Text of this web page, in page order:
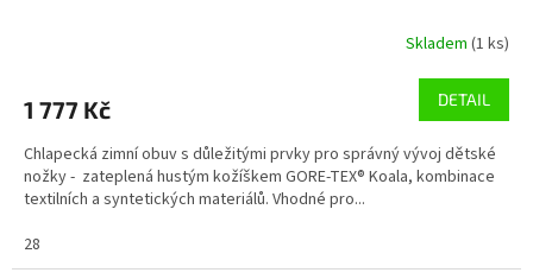
Skladem (1 ks)
1 777 Kč DETAIL
Chlapecká zimní obuv s důležitými prvky pro správný vývoj dětské
nožky - zateplená hustým kožíškem GORE-TEX® Koala, kombinace
textilních a syntetických materiálů. Vhodné pro...
28